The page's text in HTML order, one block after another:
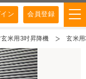
ン 会員登録
玄米用3吋昇降機 玄米